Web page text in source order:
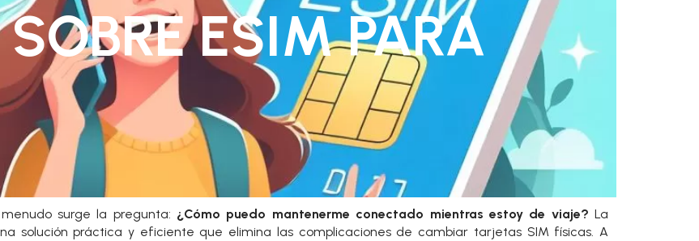
ESIM PARA
surge la pregunta: ¿Cómo puedo mantenerme conectado mientras estoy de viaje? La
solución práctica y eficiente que elimina las complicaciones de cambiar tarjetas SIM físicas. A